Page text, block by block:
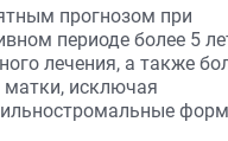
прогнозом при
периоде более 5
лечения, а также
исключая